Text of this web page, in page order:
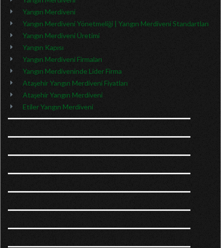
Yangın Merdiveni
Yangın Merdiveni Yönetmeliği | Yangın Merdiveni Standartları
Yangın Merdiveni Üretimi
Yangın Kapısı
Yangın Merdiveni Firmaları
Yangın Merdiveninde Lider Firma
Ataşehir Yangın Merdiveni Fiyatları
Ataşehir Yangın Merdiveni
Etiler Yangın Merdiveni